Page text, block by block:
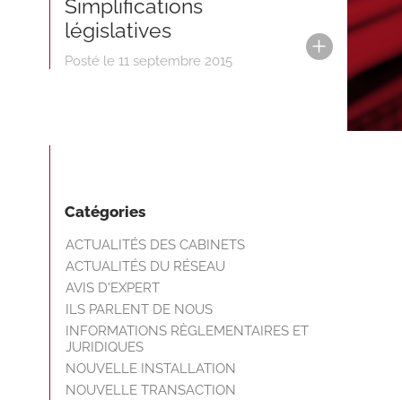
Simplifications
législatives
Posté le 11 septembre 2015
Catégories
ACTUALITÉS DES CABINETS
ACTUALITÉS DU RÉSEAU
AVIS D'EXPERT
ILS PARLENT DE NOUS
INFORMATIONS RÈGLEMENTAIRES ET
JURIDIQUES
NOUVELLE INSTALLATION
NOUVELLE TRANSACTION